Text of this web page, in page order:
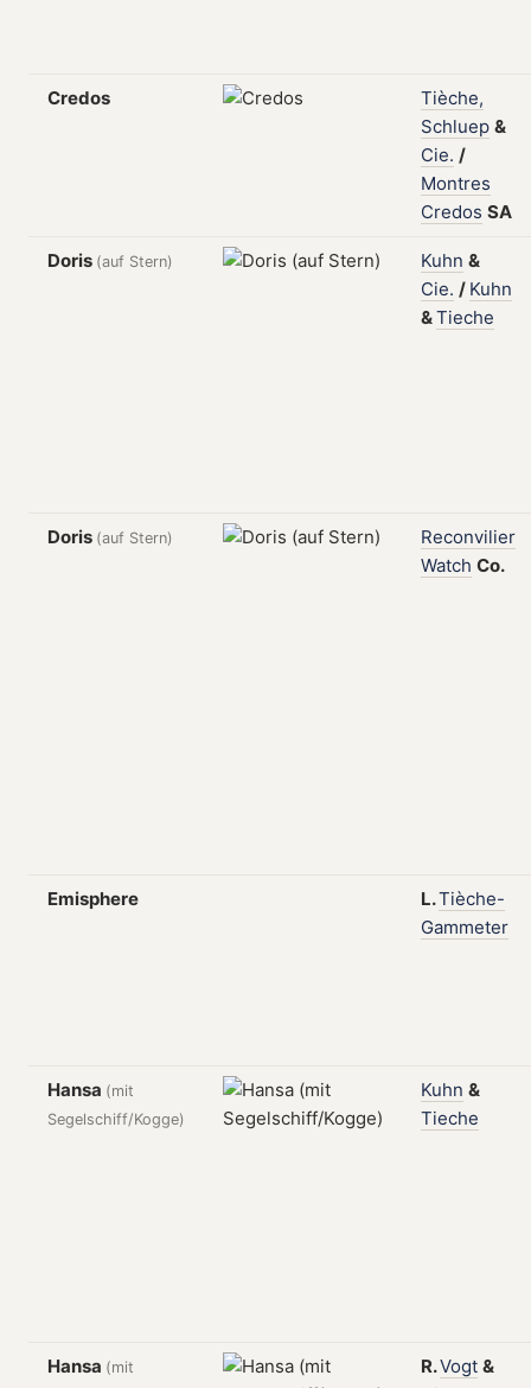
Credos
Tièche,
Schluep &
Cie. /
Montres
Credos SA
Doris (auf Stern) Kuhn &
Cie. / Kuhn
&Tieche
Doris (auf Stern)
Reconvilier
Watch Co.
Emisphere L.Tièche-
Gammeter
Hansa (mit
Segelschiff/Kogge)
Kuhn &
Tieche
Hansa (mit
R.Vogt &